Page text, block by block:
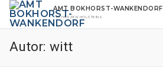
Zum
Inhalt
AMT BOKHORST-WANKENDORF
…IM HERZEN HOLSTEINS
Autor: witt